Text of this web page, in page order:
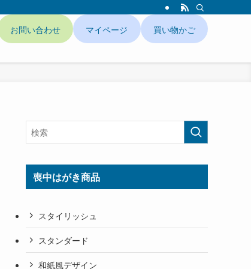
お問い合わせ マイページ 買い物かご
喪中はがき商品
スタイリッシュ
スタンダード
和紙風デザイン